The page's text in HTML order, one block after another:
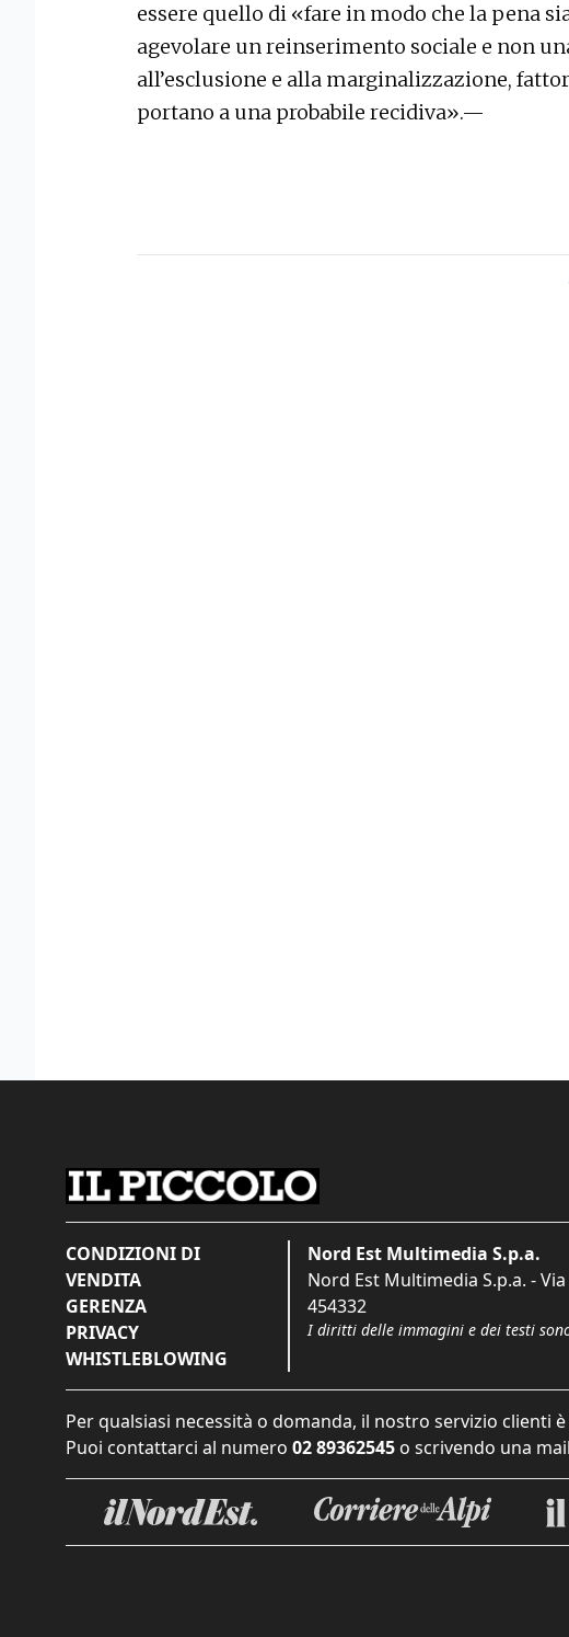
essere quello di «fare in modo che la pena
agevolare un reinserimento sociale e non
all’esclusione e alla marginalizzazione,
portano a una probabile recidiva».—
CONDIZIONI DI
VENDITA
GERENZA
PRIVACY
WHISTLEBLOWING
Nord Est Multimedia S.p.a.
Nord Est Multimedia S.p.a. - Via
454332
I diritti delle immagini e dei testi
Per qualsiasi necessità o domanda, il nostro servizio clienti
Puoi contattarci al numero 02 89362545 o scrivendo una